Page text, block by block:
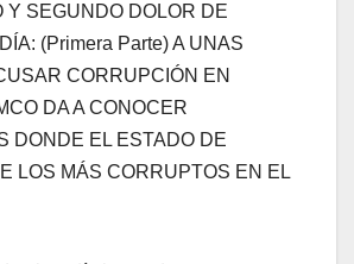
Y SEGUNDO DOLOR DE
(Primera Parte) A UNAS
CORRUPCIÓN EN
DA A CONOCER
DONDE EL ESTADO DE
LOS MÁS CORRUPTOS EN EL